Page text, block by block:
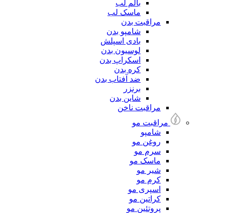
بالم لب
ماسک لب
مراقبت بدن
شامپو بدن
بادی اسپلش
لوسیون بدن
اسکراپ بدن
کره بدن
ضد آفتاب بدن
برنزر
شاین بدن
مراقبت ناخن
مراقبت مو
شامپو
روغن مو
سرم مو
ماسک مو
شیر مو
کرم مو
اسپری مو
کراتین مو
پروتئین مو